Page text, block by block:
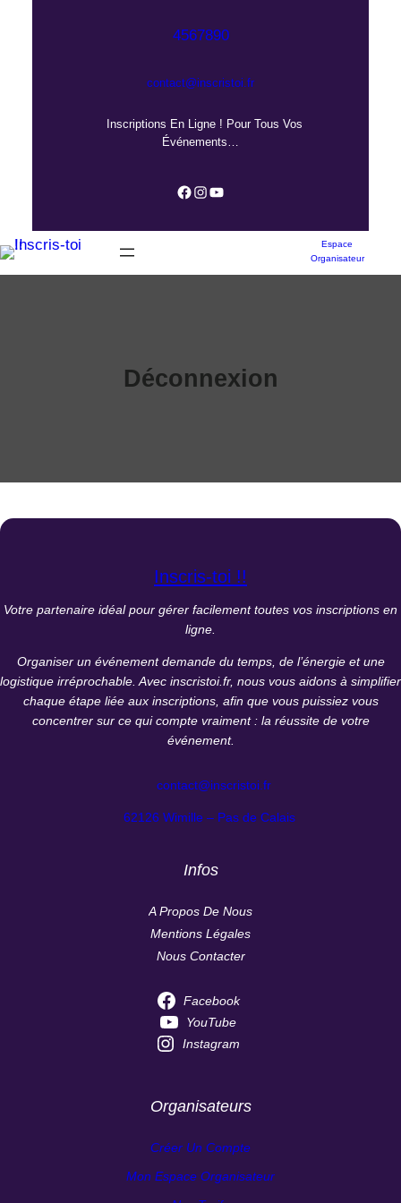
4567890
contact@inscristoi.fr
Inscriptions En Ligne ! Pour Tous Vos
Événements…
Facebook Instagram YouTube
Espace
Organisateur
Déconnexion
Inscris-toi !!
Votre partenaire idéal pour gérer facilement toutes vos inscriptions en
ligne.
Organiser un événement demande du temps, de l’énergie et une
logistique irréprochable. Avec inscristoi.fr, nous vous aidons à simplifier
chaque étape liée aux inscriptions, afin que vous puissiez vous
concentrer sur ce qui compte vraiment : la réussite de votre
événement.
contact@inscristoi.fr
62126 Wimille – Pas de Calais
Infos
A Propos De Nous
Mentions Légales
Nous Contacter
Facebook
YouTube
Instagram
Organisateurs
Créer Un Compte
Mon Espace Organisateur